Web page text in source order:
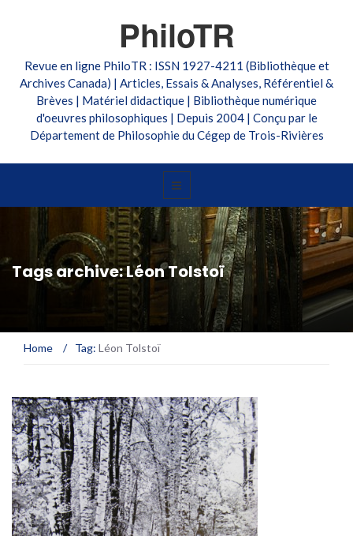
PhiloTR
Revue en ligne PhiloTR : ISSN 1927-4211 (Bibliothèque et
Archives Canada) | Articles, Essais & Analyses, Référentiel &
Brèves | Matériel didactique | Bibliothèque numérique
d'oeuvres philosophiques | Depuis 2004 | Conçu par le
Département de Philosophie du Cégep de Trois-Rivières
Tags archive: Léon Tolstoï
Home / Tag: Léon Tolstoï